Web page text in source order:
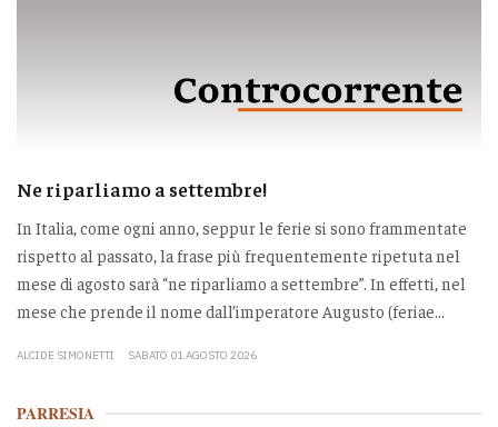
Ne riparliamo a settembre!
In Italia, come ogni anno, seppur le ferie si sono frammentate
rispetto al passato, la frase più frequentemente ripetuta nel
mese di agosto sarà “ne riparliamo a settembre”. In effetti, nel
mese che prende il nome dall’imperatore Augusto (feriae...
ALCIDE SIMONETTI SABATO 01 AGOSTO 2026
PARRESIA